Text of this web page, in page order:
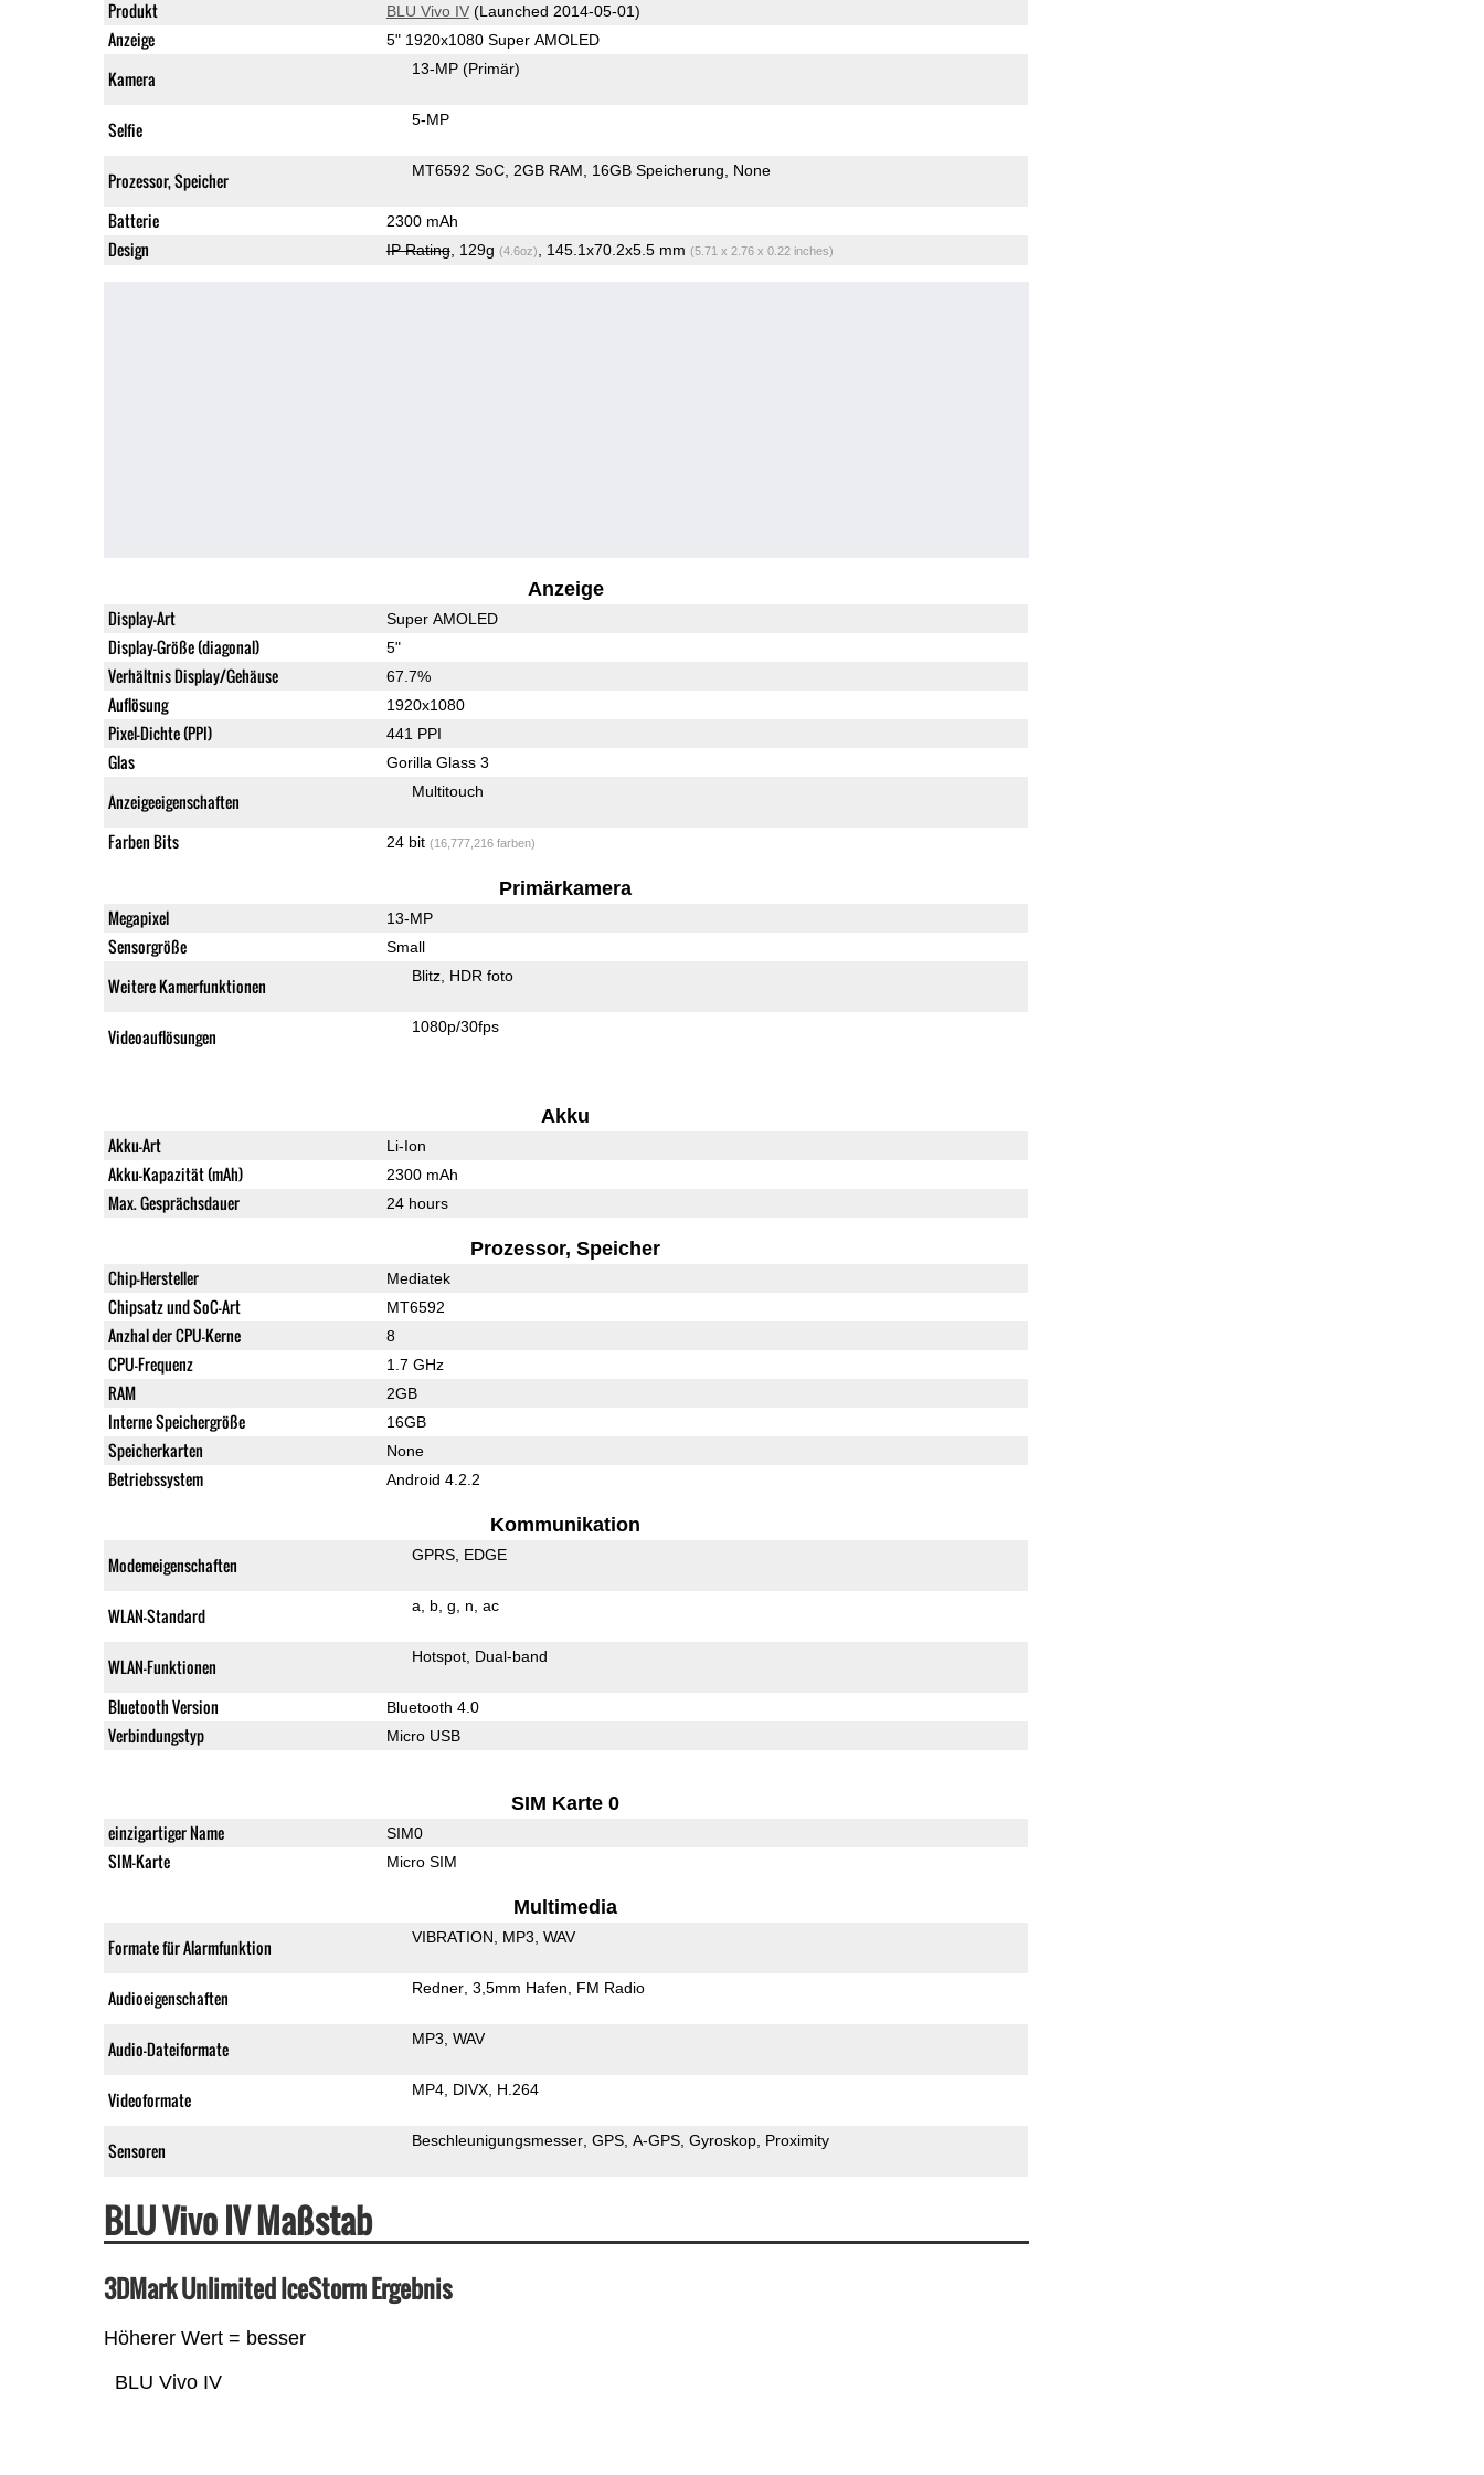
Produkt BLU Vivo IV(Launched 2014-05-01)
Anzeige 5" 1920x1080 Super AMOLED
Kamera 13-MP (Primär)
Selfie 5-MP
Prozessor, Speicher MT6592 SoC 2GB RAM 16GB Speicherung None
Batterie 2300 mAh
Design IP Rating, 129g (4.6oz) , 145.1x70.2x5.5 mm (5.71 x 2.76 x 0.22 inches)
Anzeige
Display-Art Super AMOLED
Display-Größe (diagonal) 5"
Verhältnis Display/Gehäuse 67.7%
Auflösung 1920x1080
Pixel-Dichte (PPI) 441 PPI
Glas Gorilla Glass 3
Anzeigeeigenschaften Multitouch
Farben Bits 24 bit (16,777,216 farben)
Primärkamera
Megapixel 13-MP
Sensorgröße Small
Weitere Kamerfunktionen Blitz HDR foto
Videoauflösungen 1080p/30fps
Akku
Akku-Art Li-Ion
Akku-Kapazität (mAh) 2300 mAh
Max. Gesprächsdauer 24 hours
Prozessor, Speicher
Chip-Hersteller Mediatek
Chipsatz und SoC-Art MT6592
Anzhal der CPU-Kerne 8
CPU-Frequenz 1.7 GHz
RAM 2GB
Interne Speichergröße 16GB
Speicherkarten None
Betriebssystem Android 4.2.2
Kommunikation
Modemeigenschaften GPRS EDGE
WLAN-Standard a b g n ac
WLAN-Funktionen Hotspot Dual-band
Bluetooth Version Bluetooth 4.0
Verbindungstyp Micro USB
SIM Karte 0
einzigartiger Name SIM0
SIM-Karte Micro SIM
Multimedia
Formate für Alarmfunktion VIBRATION MP3 WAV
Audioeigenschaften Redner 3,5mm Hafen FM Radio
Audio-Dateiformate MP3 WAV
Videoformate MP4 DIVX H.264
Sensoren Beschleunigungsmesser GPS A-GPS Gyroskop Proximity
BLU Vivo IV Maßstab
3DMark Unlimited IceStorm Ergebnis
Höherer Wert = besser
BLU Vivo IV